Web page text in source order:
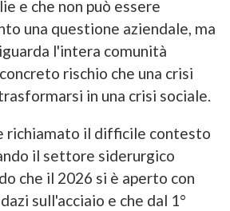
e che non può essere
una questione aziendale, ma
l'intera comunità
rischio che una crisi
in una crisi sociale.
richiamato il difficile contesto
il settore siderurgico
che il 2026 si è aperto con
sull'acciaio e che dal 1°